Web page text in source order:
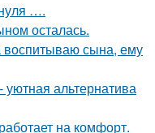
….
осталась.
сына, ему
альтернатива
на комфорт.